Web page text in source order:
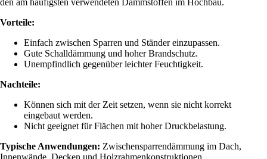
den am häufigsten verwendeten Dämmstoffen im Hochbau.
Vorteile:
Einfach zwischen Sparren und Ständer einzupassen.
Gute Schalldämmung und hoher Brandschutz.
Unempfindlich gegenüber leichter Feuchtigkeit.
Nachteile:
Können sich mit der Zeit setzen, wenn sie nicht korrekt
eingebaut werden.
Nicht geeignet für Flächen mit hoher Druckbelastung.
Typische Anwendungen: Zwischensparrendämmung im Dach,